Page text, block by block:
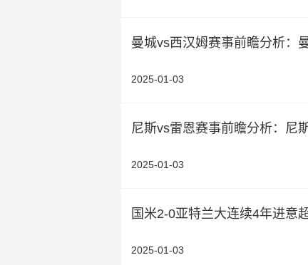
曼城vs西汉姆赛事前瞻分析：
2025-01-03
尼斯vs雷恩赛事前瞻分析：尼
2025-01-03
国米2-0亚特兰大连续4年进意
2025-01-03